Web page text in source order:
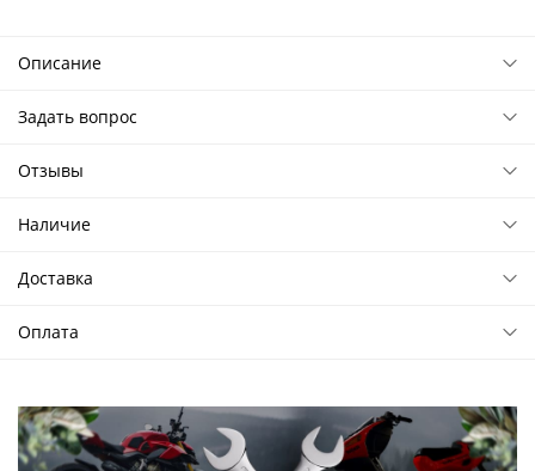
Описание
Задать вопрос
Отзывы
Наличие
Доставка
Оплата